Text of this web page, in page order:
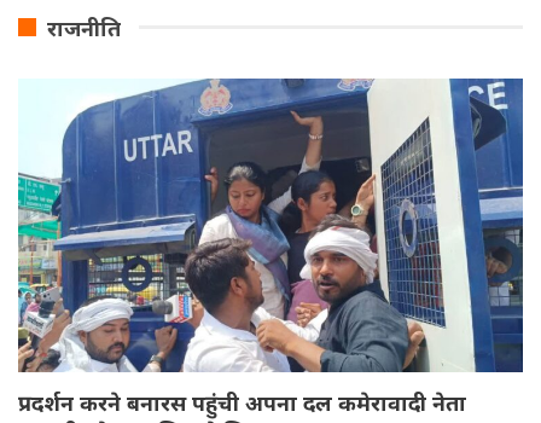
राजनीति
प्रदर्शन करने बनारस पहुंची अपना दल कमेरावादी नेता